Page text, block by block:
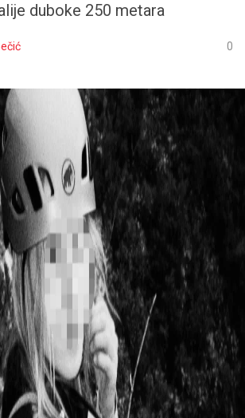
duboke 250 metara
0